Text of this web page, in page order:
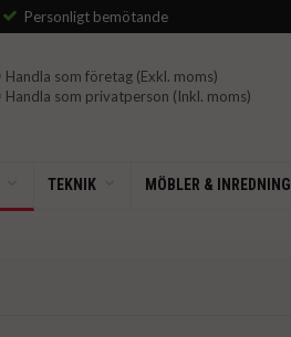
Personligt bemötande
Handla som företag (Exkl. moms)
Handla som privatperson (Inkl. moms)
TEKNIK MÖBLER & INREDNING